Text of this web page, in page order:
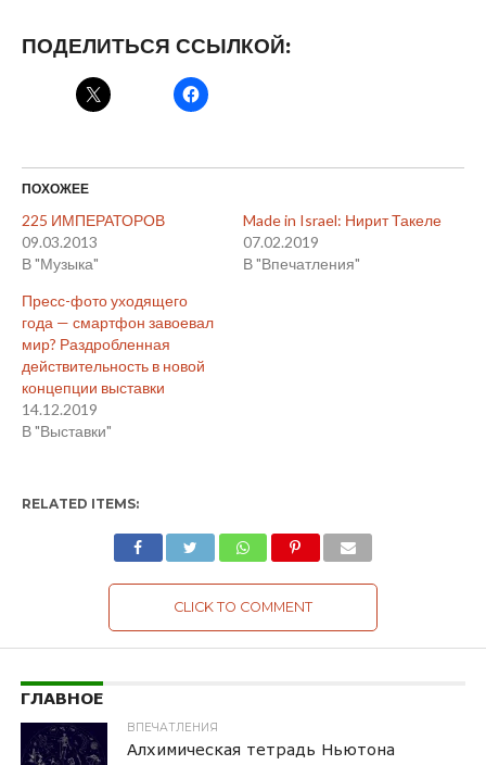
ПОДЕЛИТЬСЯ ССЫЛКОЙ:
ПОХОЖЕЕ
225 ИМПЕРАТОРОВ
09.03.2013
В "Музыка"
Made in Israel: Нирит Такеле
07.02.2019
В "Впечатления"
Пресс-фото уходящего
года — смартфон завоевал
мир? Раздробленная
действительность в новой
концепции выставки
14.12.2019
В "Выставки"
RELATED ITEMS:
CLICK TO COMMENT
ГЛАВНОЕ
ВПЕЧАТЛЕНИЯ
Алхимическая тетрадь Ньютона